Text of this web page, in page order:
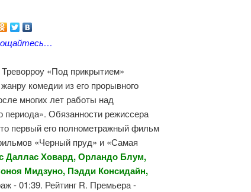
«Под прикрытием»
комедии из его прорывного
многих лет работы над
Обязанности режиссера
первый его полнометражный фильм
«Черный пруд» и «Самая
Даллас Ховард, Орландо Блум,
Мидзуно, Пэдди Консидайн,
- 01:39. Рейтинг R. Премьера -